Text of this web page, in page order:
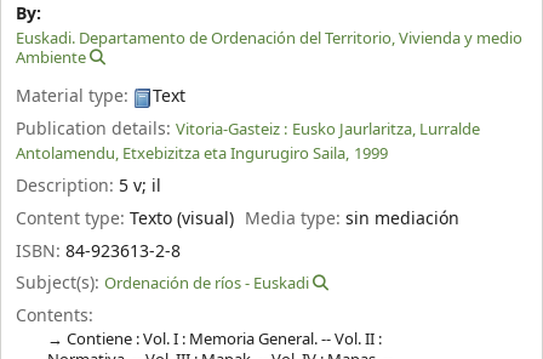
By:
Euskadi. Departamento de Ordenación del Territorio, Vivienda y medio
Ambiente
Material type:
Text
Publication details: Vitoria-Gasteiz : Eusko Jaurlaritza, Lurralde
Antolamendu, Etxebizitza eta Ingurugiro Saila, 1999
Description: 5 v; il
Content type: Texto (visual) Media type:sin mediación
ISBN: 84-923613-2-8
Subject(s): Ordenación de ríos - Euskadi
Contents:
Contiene : Vol. I : Memoria General. -- Vol. II :